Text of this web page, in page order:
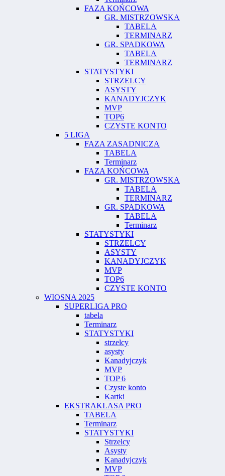
FAZA KOŃCOWA
GR. MISTRZOWSKA
TABELA
TERMINARZ
GR. SPADKOWA
TABELA
TERMINARZ
STATYSTYKI
STRZELCY
ASYSTY
KANADYJCZYK
MVP
TOP6
CZYSTE KONTO
5 LIGA
FAZA ZASADNICZA
TABELA
Terminarz
FAZA KOŃCOWA
GR. MISTRZOWSKA
TABELA
TERMINARZ
GR. SPADKOWA
TABELA
Terminarz
STATYSTYKI
STRZELCY
ASYSTY
KANADYJCZYK
MVP
TOP6
CZYSTE KONTO
WIOSNA 2025
SUPERLIGA PRO
tabela
Terminarz
STATYSTYKI
strzelcy
asysty
Kanadyjczyk
MVP
TOP 6
Czyste konto
Kartki
EKSTRAKLASA PRO
TABELA
Terminarz
STATYSTYKI
Strzelcy
Asysty
Kanadyjczyk
MVP